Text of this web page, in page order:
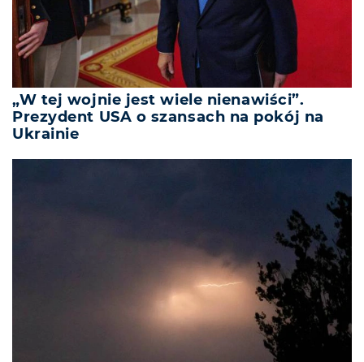
„W tej wojnie jest wiele nienawiści”.
Prezydent USA o szansach na pokój na
Ukrainie